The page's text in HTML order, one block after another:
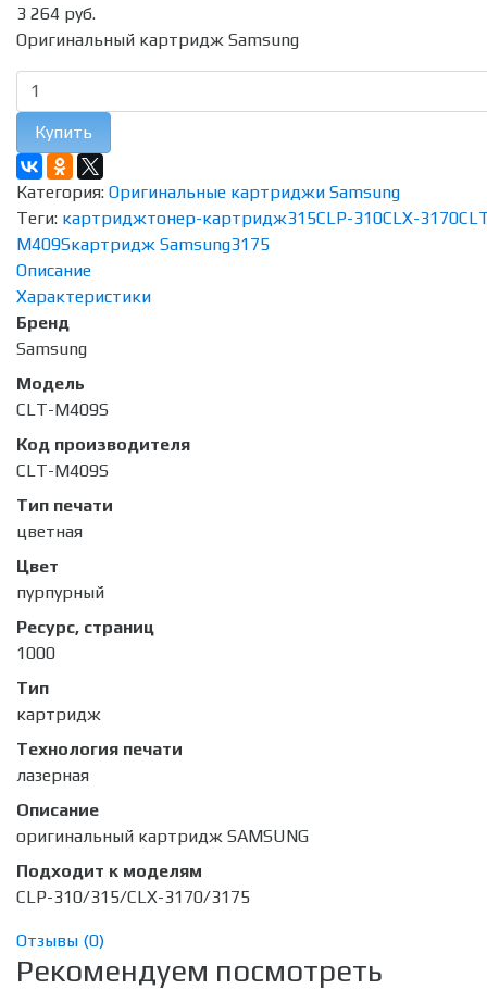
3 264 руб.
Оригинальный картридж Samsung
Купить
Категория: Оригинальные картриджи Samsung
Теги: картриджтонер-картридж315CLP-310CLX-3170
M409Sкартридж Samsung3175
Описание
Характеристики
Бренд
Samsung
Модель
CLT-M409S
Код производителя
CLT-M409S
Тип печати
цветная
Цвет
пурпурный
Ресурс, страниц
1000
Тип
картридж
Технология печати
лазерная
Описание
оригинальный картридж SAMSUNG
Подходит к моделям
CLP-310/315/CLX-3170/3175
Отзывы (0)
Рекомендуем посмотреть